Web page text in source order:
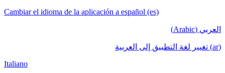
Cambiar el idioma de la aplicación a español (es)
العربي (Arabic)
(ar) تغيير لغة التطبيق إلى العربية
Italiano